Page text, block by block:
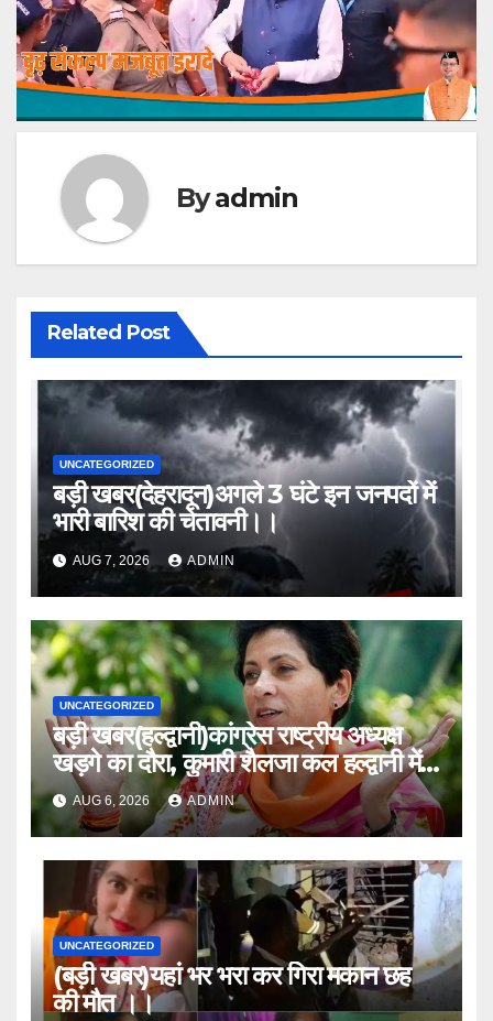
Byadmin
Related Post
UNCATEGORIZED
बड़ी खबर(देहरादून)अगले 3 घंटे इन जनपदों में
भारी बारिश की चेतावनी।।
AUG 7, 2026 ADMIN
UNCATEGORIZED
बड़ी खबर(हल्द्वानी)कांग्रेस राष्ट्रीय अध्यक्ष
खड़गे का दौरा, कुमारी शैलजा कल हल्द्वानी में
।।AUG 6, 2026 ADMIN
UNCATEGORIZED
(बड़ी खबर)यहां भर भरा कर गिरा मकान छह
की मौत ।।